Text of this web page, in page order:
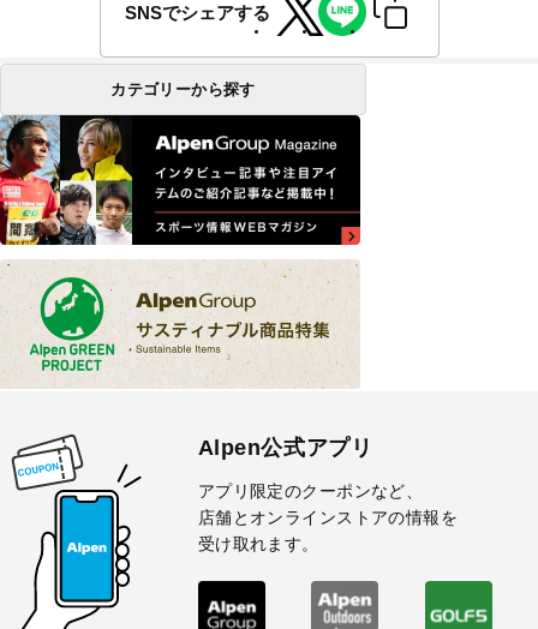
SNSでシェアする
カテゴリーから探す
Alpen公式アプリ
アプリ限定のクーポンなど、
店舗とオンラインストアの情報を
受け取れます。